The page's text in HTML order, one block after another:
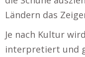
Ländern das
Je nach Kultur
interpretiert und